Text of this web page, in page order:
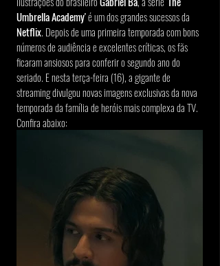
Umbrella Academy' é um dos grandes sucessos da
Netflix. Depois de uma primeira temporada com bons
números de audiência e excelentes críticas, os fãs
ficaram ansiosos para conferir o segundo ano do
seriado. E nesta terça-feira (16), a gigante de
streaming divulgou novas imagens exclusivas da nova
temporada da família de heróis mais complexa da TV.
Confira abaixo: